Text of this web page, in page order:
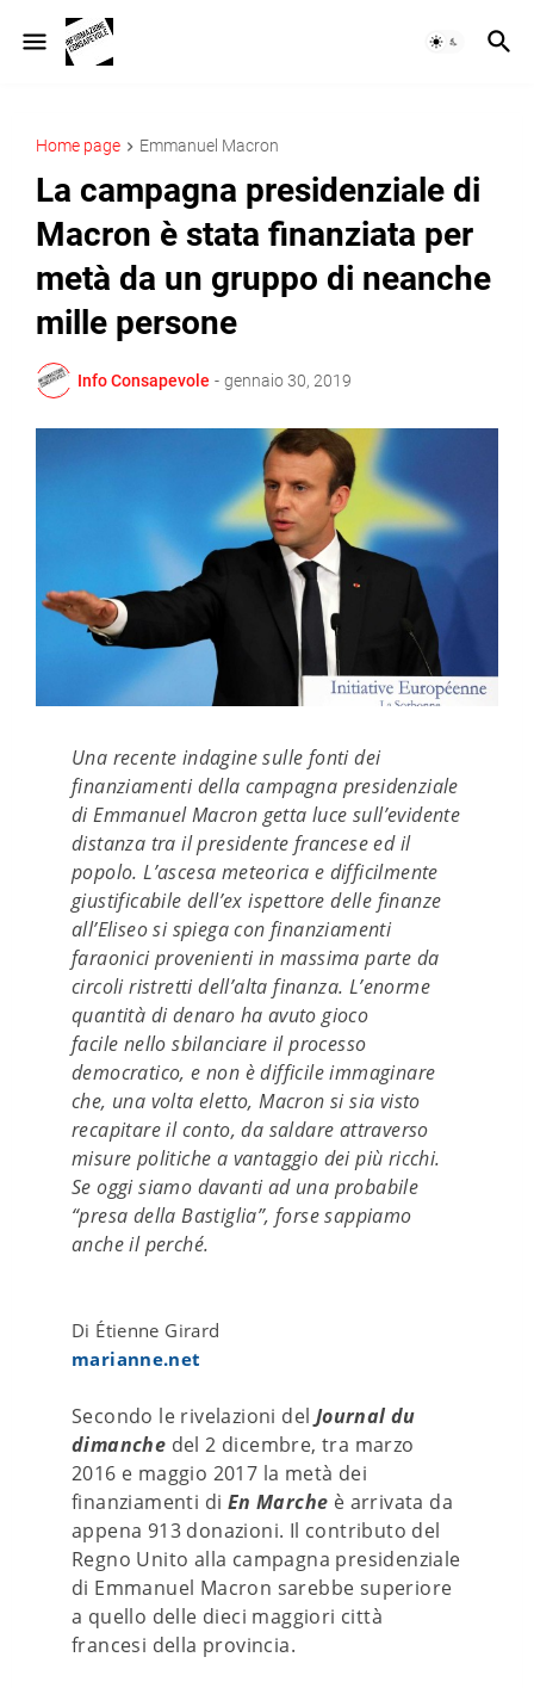
Home page Emmanuel Macron
La campagna presidenziale di
Macron è stata finanziata per
metà da un gruppo di neanche
mille persone
Info Consapevole - gennaio 30, 2019
Una recente indagine sulle fonti dei
finanziamenti della campagna presidenziale
di Emmanuel Macron getta luce sull’evidente
distanza tra il presidente francese ed il
popolo. L’ascesa meteorica e difficilmente
giustificabile dell’ex ispettore delle finanze
all’Eliseo si spiega con finanziamenti
faraonici provenienti in massima parte da
circoli ristretti dell’alta finanza. L’enorme
quantità di denaro ha avuto gioco
facile nello sbilanciare il processo
democratico, e non è difficile immaginare
che, una volta eletto, Macron si sia visto
recapitare il conto, da saldare attraverso
misure politiche a vantaggio dei più ricchi.
Se oggi siamo davanti ad una probabile
“presa della Bastiglia”, forse sappiamo
anche il perché.
Di Étienne Girard
marianne.net
Secondo le rivelazioni del Journal du
dimanche del 2 dicembre, tra marzo
2016 e maggio 2017 la metà dei
finanziamenti di En Marche è arrivata da
appena 913 donazioni. Il contributo del
Regno Unito alla campagna presidenziale
di Emmanuel Macron sarebbe superiore
a quello delle dieci maggiori città
francesi della provincia.